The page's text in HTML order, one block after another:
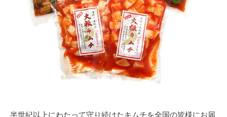
半世紀以上にわたって守り続けたキムチを全国の皆様にお届